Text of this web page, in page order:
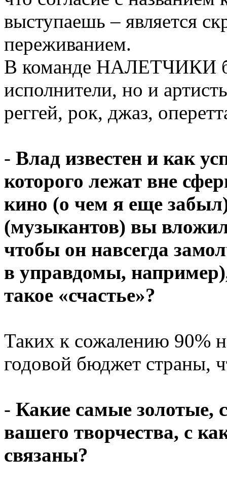
выступаешь – является
переживанием.
В команде НАЛЕТЧИКИ
исполнители, но и
реггей, рок, джаз,
- Влад известен и как
которого лежат вне
кино (о чем я еще
(музыкантов) вы
чтобы он навсегда
в управдомы,
такое «счастье»?
Таких к сожалению 90%
годовой бюджет страны,
- Какие самые золотые,
вашего творчества, с
связаны?